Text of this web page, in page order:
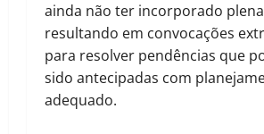
ainda não ter incorporado
resultando em convocações
para resolver pendências que
sido antecipadas com
adequado.